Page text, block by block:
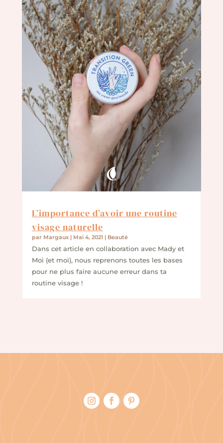
L’importance d’avoir une routine
visage naturelle
par Margaux| Mai 4, 2021 | Beauté
Dans cet article en collaboration avec Mady et
Moi (et moi), nous reprenons toutes les bases
pour ne plus faire aucune erreur dans ta
routine visage !